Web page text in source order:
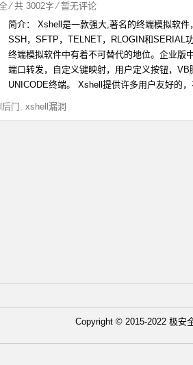
ThinkPHP v5.1.22曝出
⁄ 共 3002字⁄暂无评论
简介： Xshell是一款强大,著名的终端模拟软
SSH，SFTP，TELNET，RLOGIN和SERIAL
终端模拟软件中有着不可替代的地位。企业版
端口转发，自定义键映射，用户定义按钮，
UNICODE终端。 Xshell提供许多用户友好的
门, xshell漏洞
Copyright © 2015-2022 极